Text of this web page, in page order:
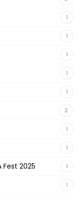
1
1
1
1
1
2
1
1
Fest 2025 1
1